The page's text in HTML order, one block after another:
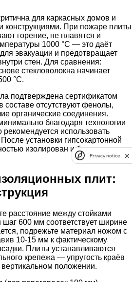
для каркасных домов и
конструкциями. При пожаре плиты
горение, не плавятся и
1000 °C — это даёт
эвакуации и предотвращает
стен. Для сравнения:
стекловолокна начинает
°C.
подтверждена сертификатом
отсутствуют фенолы,
органические соединения.
благодаря технологии
использовать
установки гипсокартонной
изолирован и безопасен для
плит:
расстояние между стойками
600 мм соответствует ширине
подрежьте материал ножом с
10-15 мм к фактическому
Плиты устанавливаются
крепежа — упругость краёв
положении.
Privacy notice